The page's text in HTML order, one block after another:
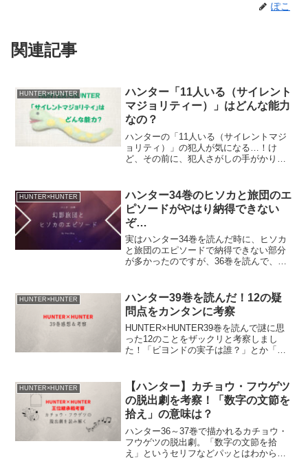
ぽこ
関連記事
HUNTER×HUNTER
ハンター「11人いる（サイレント
マジョリティー）」はどんな能力
なの？
ハンターの「11人いる（サイレントマジ
ョリティ）」の犯人が気になる…！け
ど、その前に、犯人さがしの手がかりに
けで、まとめました。
HUNTER×HUNTER
ハンター34巻のヒソカと旅団のエ
ピソードがやはり納得できない
ぞ…
実はハンター34巻を読んだ時に、ヒソカ
と旅団のエピソードで納得できない部分
が多かったのですが、36巻を読んで、そ
もしれませんが（笑）、現時点での思い
のタケを述べてみます。
HUNTER×HUNTER
ハンター39巻を読んだ！12の疑
問点をカンタンに考察
HUNTER×HUNTER39巻を読んで謎に思
った12のことをザックリと考察しまし
た！「ビヨンドの実子は誰？」とか「ク
HUNTER×HUNTER
【ハンター】カチョウ・フウゲツ
の脱出劇を考察！「数字の文節を
拾え」の意味は？
ハンター36～37巻で描かれるカチョウ・
フウゲツの脱出劇。「数字の文節を拾
え」というセリフなどパッとはわからな